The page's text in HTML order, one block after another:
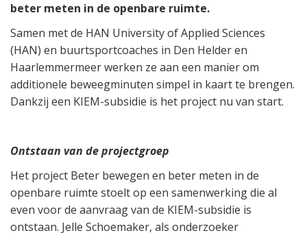
beter meten in de openbare ruimte.
Samen met de HAN University of Applied Sciences
(HAN) en buurtsportcoaches in Den Helder en
Haarlemmermeer werken ze aan een manier om
additionele beweegminuten simpel in kaart te brengen.
Dankzij een KIEM-subsidie is het project nu van start.
Ontstaan van de projectgroep
Het project Beter bewegen en beter meten in de
openbare ruimte stoelt op een samenwerking die al
even voor de aanvraag van de KIEM-subsidie is
ontstaan. Jelle Schoemaker, als onderzoeker